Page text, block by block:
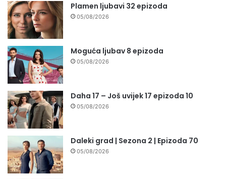
Plamen ljubavi 32 epizoda
05/08/2026
Moguća ljubav 8 epizoda
05/08/2026
Daha 17 – Još uvijek 17 epizoda 10
05/08/2026
Daleki grad | Sezona 2 | Epizoda 70
05/08/2026